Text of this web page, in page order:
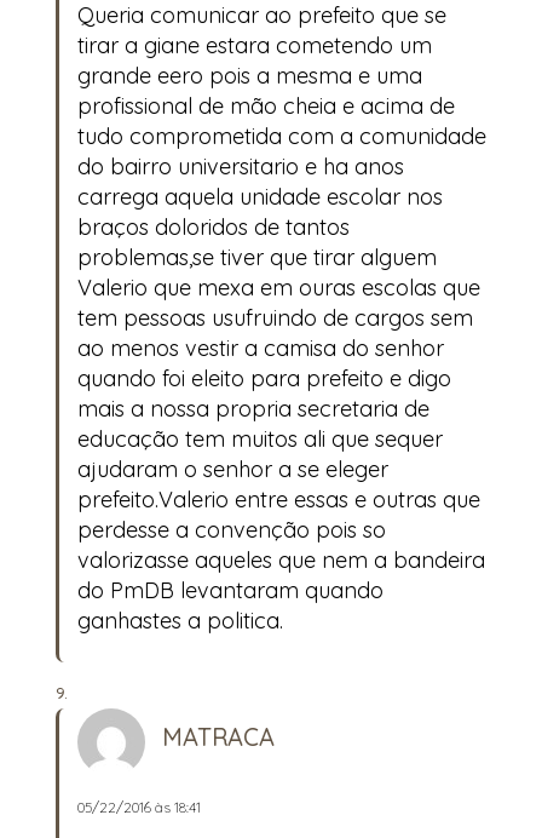
Queria comunicar ao prefeito que se
tirar a giane estara cometendo um
grande eero pois a mesma e uma
profissional de mão cheia e acima de
tudo comprometida com a comunidade
do bairro universitario e ha anos
carrega aquela unidade escolar nos
braços doloridos de tantos
problemas,se tiver que tirar alguem
Valerio que mexa em ouras escolas que
tem pessoas usufruindo de cargos sem
ao menos vestir a camisa do senhor
quando foi eleito para prefeito e digo
mais a nossa propria secretaria de
educação tem muitos ali que sequer
ajudaram o senhor a se eleger
prefeito.Valerio entre essas e outras que
perdesse a convenção pois so
valorizasse aqueles que nem a bandeira
do PmDB levantaram quando
ganhastes a politica.
MATRACA
05/22/2016 às 18:41